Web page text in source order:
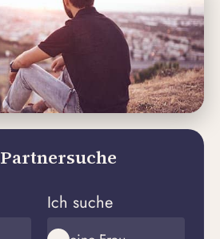
Ich suche